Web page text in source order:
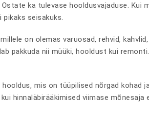
ka tulevase hooldusvajaduse. Kui
seisakuks.
on olemas varuosad, rehvid,
pakkuda nii müüki, hooldust kui
mis on tüüpilised nõrgad kohad
hinnaläbirääkimised viimase mõnesaja